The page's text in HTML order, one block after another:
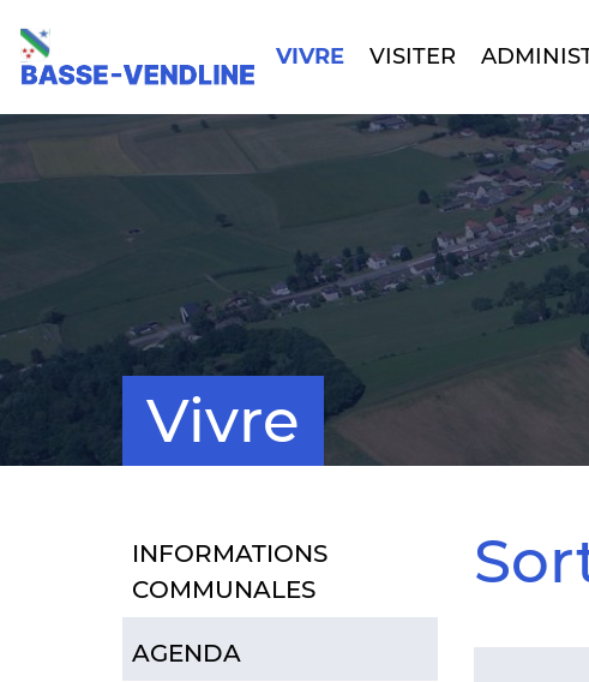
VIVRE VISITER
Vivre
INFORMATIONS
COMMUNALES
AGENDA